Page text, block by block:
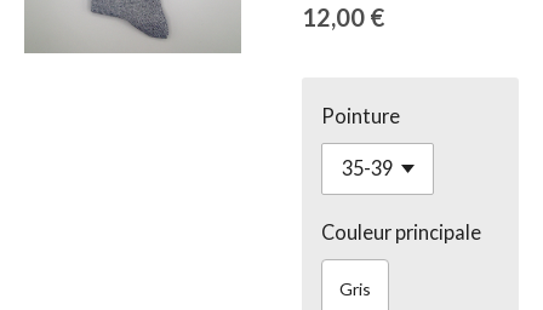
12,00 €
Pointure
Couleur principale
Gris